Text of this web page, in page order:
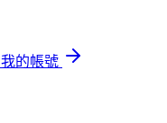
我的帳號